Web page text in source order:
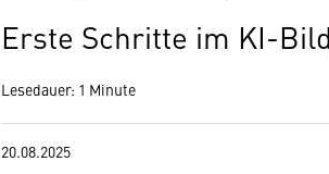
Erste Schritte im KI-
Lesedauer: 1 Minute
20.08.2025